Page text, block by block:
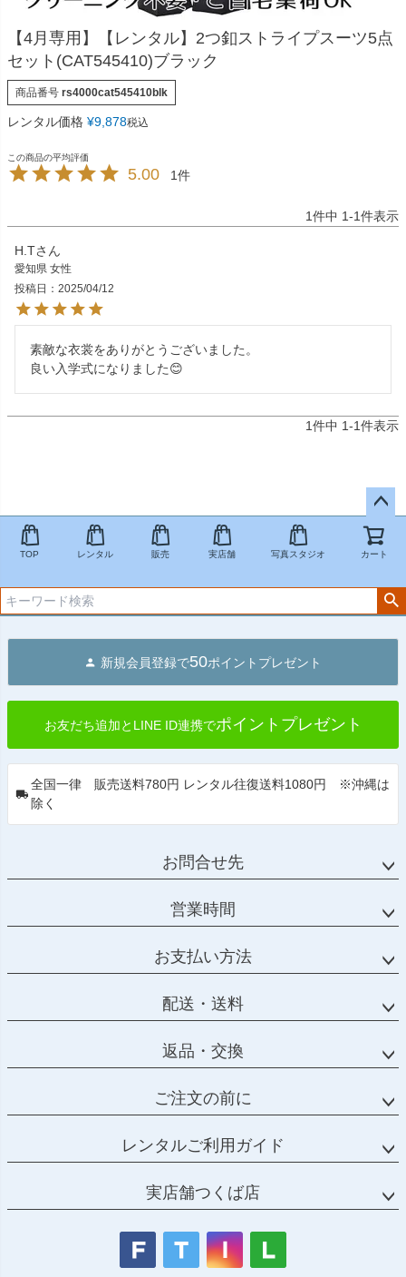
【4月専用】【レンタル】2つ釦ストライプスーツ5点
セット(CAT545410)ブラック
商品番号 rs4000cat545410blk
レンタル価格 ¥9,878税込
5.00 1
1件中 1-1件表示
H.T
愛知県 女性
投稿日
2025/04/12
素敵な衣裳をありがとうございました。
良い入学式になりました😊
1件中 1-1件表示
ペー
ジト
TOP レンタル 販売 実店舗 写真スタジオ カート
新規会員登録で50ポイントプレゼント
お友だち追加とLINE ID連携でポイントプレゼント
全国一律 販売送料780円 レンタル往復送料1080円 ※沖縄は
除く
お問合せ先
営業時間
お支払い方法
配送・送料
返品・交換
ご注文の前に
レンタルご利用ガイド
実店舗つくば店